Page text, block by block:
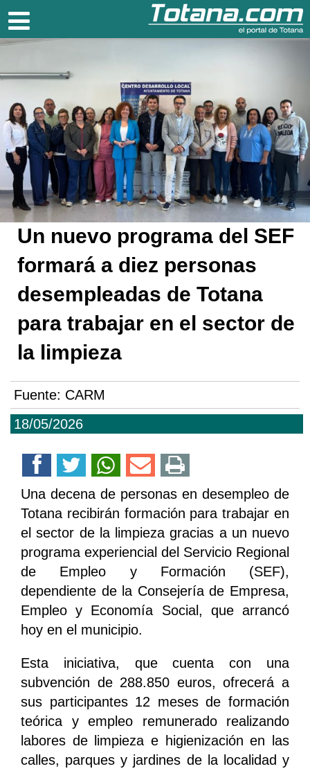
Totana.com
18/05/2026
Un nuevo programa del SEF
formará a diez personas
desempleadas de Totana
para trabajar en el sector de
la limpieza
Fuente: CARM
Una decena de personas en desempleo de
Totana recibirán formación para trabajar en
el sector de la limpieza gracias a un nuevo
programa experiencial del Servicio Regional
de Empleo y Formación (SEF),
dependiente de la Consejería de Empresa,
Empleo y Economía Social, que arrancó
hoy en el municipio.
Esta iniciativa, que cuenta con una
subvención de 288.850 euros, ofrecerá a
sus participantes 12 meses de formación
teórica y empleo remunerado realizando
labores de limpieza e higienización en las
calles, parques y jardines de la localidad y